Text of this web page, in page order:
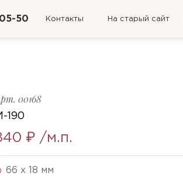
50 Контакты На старый сайт
00168
190
₽ /м.п.
66 x 18 мм